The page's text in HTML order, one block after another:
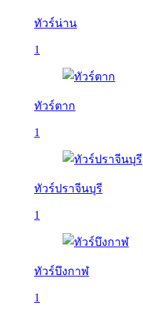
ทัวร์น่าน
1
ทัวร์ตาก
1
ทัวร์ปราจีนบุรี
1
ทัวร์บึงกาฬ
1